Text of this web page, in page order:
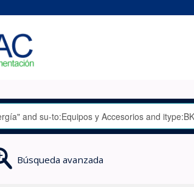
Búsqueda avanzada